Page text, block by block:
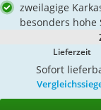
zweilagige
besonders hohe
Lieferzeit
Sofort